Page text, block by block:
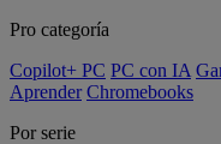
Pro categoría
Copilot+ PC PC con IA
Aprender Chromebooks
Por serie